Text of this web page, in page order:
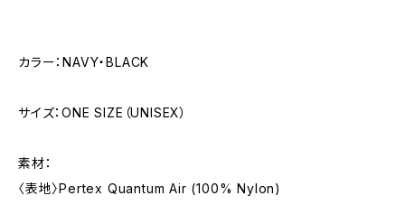
カラー：NAVY・BLACK
サイズ：ONE SIZE（UNISEX）
素材：
〈表地〉Pertex Quantum Air (100% Nylon)